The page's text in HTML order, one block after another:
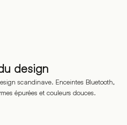
design
scandinave. Enceintes Bluetooth,
épurées et couleurs douces.